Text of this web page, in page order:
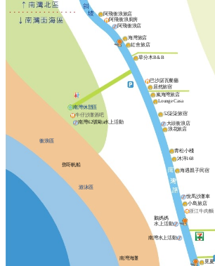
鄧哥帆船
衝浪區
南灣休憩區
南灣海灘
游泳區
南灣水上活動
巴沙諾瓦餐廳
浪花旅店
大頭衝浪店
青松小棧
悅馬沙灘車
浙江牛肉麵
覓夏
鵝媽媽
水上活動
海灣旅店
小島旅店
海遇親子民宿
草分木B＆B
阿飛衝浪廚房
嵐海灣旅店
阿飛衝浪旅店
阿飛衝浪店
Lounge Casa
紅舍旅店
居然旅宿
牛仔沙灘酒吧
沐洋168
52柒柒旅宿
南灣62號歐a水上活動